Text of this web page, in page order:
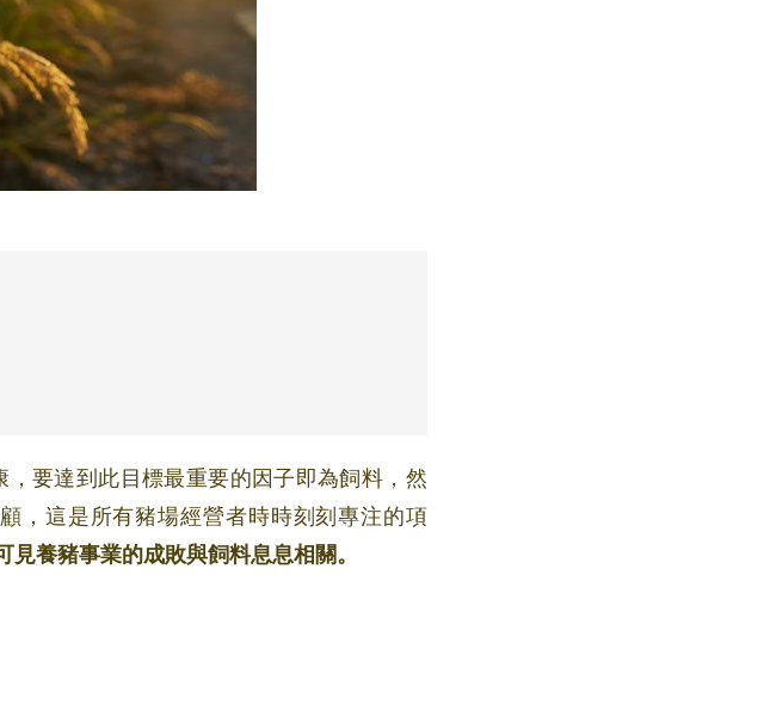
，這是所有豬場經營者時時刻刻專注的項
養豬事業的成敗與飼料息息相關。